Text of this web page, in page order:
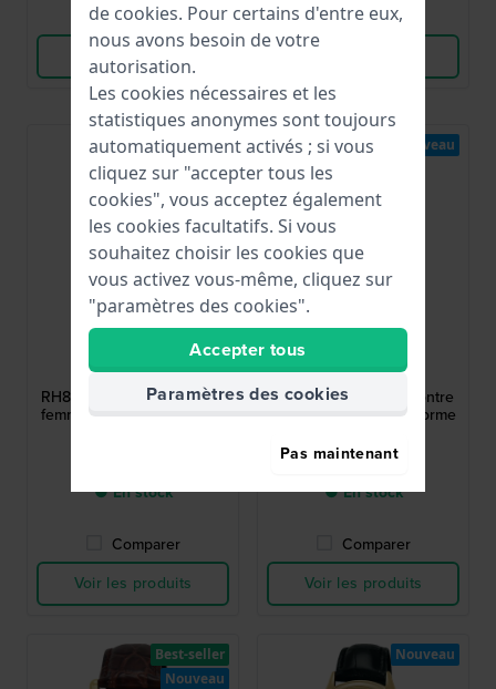
Comparer
Voir les produits
Comparer
RH842CX9
RH842CX9 30 mm Montre
femme au design en forme
● En stock
Comparer
Voir les produits
Nouveau
RH841CX9
RH841CX9 30 mm Montre
femme au design en forme
75,00 €
● En stock
Comparer
Voir les produits
Nouveau
Best-seller
Nouveau
Nouveau
de cookies. Pour certains d'entre eux,
nous avons besoin de votre
autorisation.
Les cookies nécessaires et les
statistiques anonymes sont toujours
automatiquement activés ; si vous
cliquez sur "accepter tous les
cookies", vous acceptez également
les cookies facultatifs. Si vous
souhaitez choisir les cookies que
vous activez vous-même, cliquez sur
"paramètres des cookies".
Accepter tous
Paramètres des cookies
Pas maintenant